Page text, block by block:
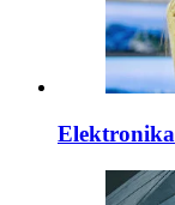
Elektronika